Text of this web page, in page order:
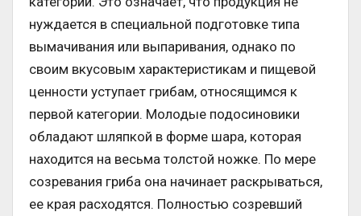
нуждается в специальной подготовке типа
вымачивания или выпаривания, однако по
своим вкусовым характеристикам и пищевой
ценности уступает грибам, относящимся к
первой категории. Молодые подосиновики
обладают шляпкой в форме шара, которая
находится на весьма толстой ножке. По мере
созревания гриба она начинает раскрываться,
ее края расходятся. Полностью созревший